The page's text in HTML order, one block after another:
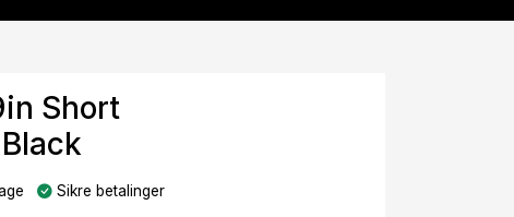
Short
Sikre betalinger